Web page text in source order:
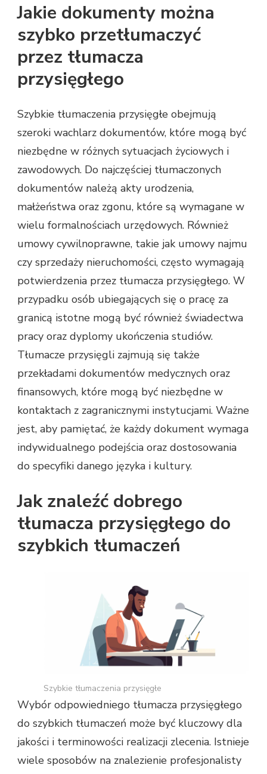
Jakie dokumenty można
szybko przetłumaczyć
przez tłumacza
przysięgłego
Szybkie tłumaczenia przysięgłe obejmują
szeroki wachlarz dokumentów, które mogą być
niezbędne w różnych sytuacjach życiowych i
zawodowych. Do najczęściej tłumaczonych
dokumentów należą akty urodzenia,
małżeństwa oraz zgonu, które są wymagane w
wielu formalnościach urzędowych. Również
umowy cywilnoprawne, takie jak umowy najmu
czy sprzedaży nieruchomości, często wymagają
potwierdzenia przez tłumacza przysięgłego. W
przypadku osób ubiegających się o pracę za
granicą istotne mogą być również świadectwa
pracy oraz dyplomy ukończenia studiów.
Tłumacze przysięgli zajmują się także
przekładami dokumentów medycznych oraz
finansowych, które mogą być niezbędne w
kontaktach z zagranicznymi instytucjami. Ważne
jest, aby pamiętać, że każdy dokument wymaga
indywidualnego podejścia oraz dostosowania
do specyfiki danego języka i kultury.
Jak znaleźć dobrego
tłumacza przysięgłego do
szybkich tłumaczeń
Szybkie tłumaczenia przysięgłe
Wybór odpowiedniego tłumacza przysięgłego
do szybkich tłumaczeń może być kluczowy dla
jakości i terminowości realizacji zlecenia. Istnieje
wiele sposobów na znalezienie profesjonalisty